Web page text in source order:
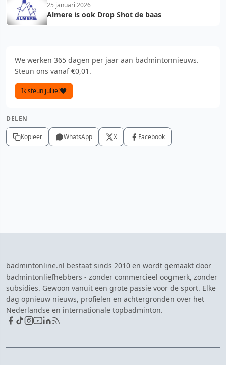
25 januari 2026
Almere is ook Drop Shot de baas
We werken 365 dagen per jaar aan badmintonnieuws.
Steun ons vanaf €0,01.
Ik steun jullie!
DELEN
Kopieer WhatsApp X Facebook
badmintonline.nl bestaat sinds 2010 en wordt gemaakt door
badmintonliefhebbers - zonder commercieel oogmerk, zonder
subsidies. Gewoon vanuit een grote passie voor de sport. Elke
dag opnieuw nieuws, profielen en achtergronden over het
Nederlandse en internationale topbadminton.